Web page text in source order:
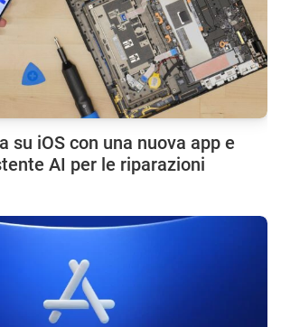
su iOS con una nuova app e
AI per le riparazioni